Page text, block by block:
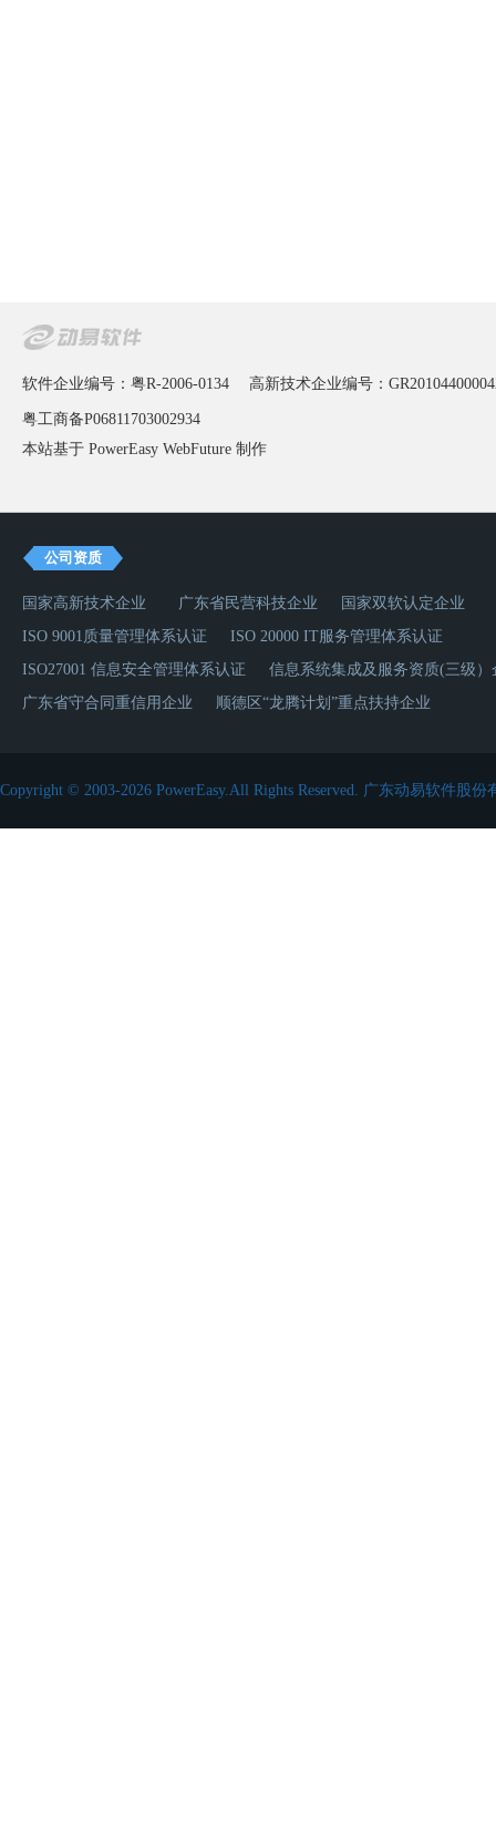
软件企业编号：粤R-2006-0134 高新技术企业编号：
粤工商备P06811703002934
本站基于 PowerEasy WebFuture 制作
公司资质
国家高新技术企业 广东省民营科技企业
国家双软认定企业
ISO 9001质量管理体系认证
ISO 20000 IT服务管理体系认证
ISO27001 信息安全管理体系认证
信息系统集成及服务资质(三级）
广东省守合同重信用企业
顺德区“龙腾计划”重点扶持企业
Copyright © 2003-2026 PowerEasy.All Rights Reserved. 广东动易软件股份